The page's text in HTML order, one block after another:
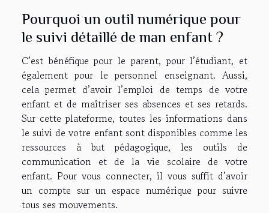
Pourquoi un outil numérique pour
le suivi détaillé de man enfant ?
C’est bénéfique pour le parent, pour l’étudiant, et
également pour le personnel enseignant. Aussi,
cela permet d’avoir l’emploi de temps de votre
enfant et de maîtriser ses absences et ses retards.
Sur cette plateforme, toutes les informations dans
le suivi de votre enfant sont disponibles comme les
ressources à but pédagogique, les outils de
communication et de la vie scolaire de votre
enfant. Pour vous connecter, il vous suffit d’avoir
un compte sur un espace numérique pour suivre
tous ses mouvements.